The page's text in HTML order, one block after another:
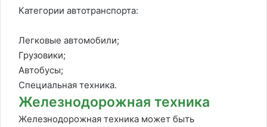
Категории автотранспорта:
Легковые автомобили;
Грузовики;
Автобусы;
Специальная техника.
Железнодорожная техника
Железнодорожная техника может быть